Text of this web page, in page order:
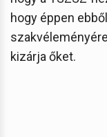
hogy éppen
kizárja őket.